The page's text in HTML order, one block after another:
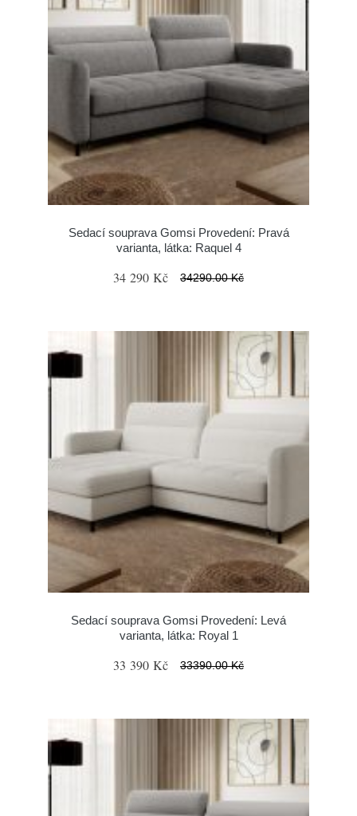
Sedací souprava Gomsi Provedení: Pravá
varianta, látka: Raquel 4
34 290 Kč 34290.00 Kč
Sedací souprava Gomsi Provedení: Levá
varianta, látka: Royal 1
33 390 Kč 33390.00 Kč